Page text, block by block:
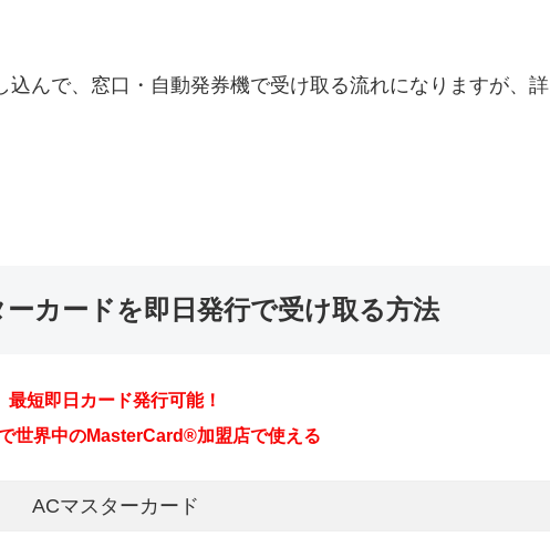
んで、窓口・自動発券機で受け取る流れになりますが、詳
カードを即日発行で受け取る方法
ACマスターカード